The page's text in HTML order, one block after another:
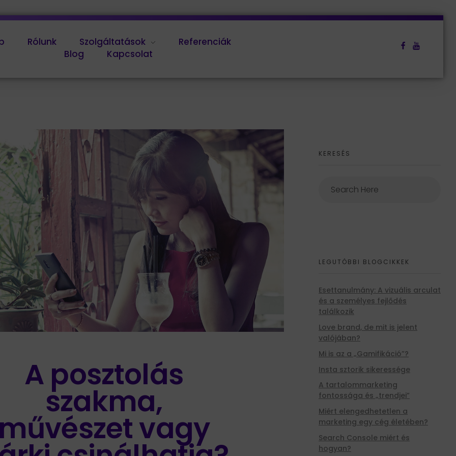
Rólunk Szolgáltatások
Referenciák
Blog
Kapcsolat
A posztolás
szakma,
vagy
KERESÉS
LEGUTÓBBI BLOGCIKKEK
Esettanulmány: A vizuális arculat
és a személyes fejlődés
találkozik
Love brand, de mit is jelent
valójában?
Mi is az a „Gamifikáció”?
Insta sztorik sikeressége
A tartalommarketing
fontossága és „trendjei”
Miért elengedhetetlen a
marketing egy cég életében?
Search Console miért és
hogyan?